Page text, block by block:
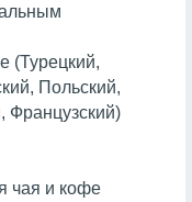
(Турецкий,
Польский,
Французский)
чая и кофе